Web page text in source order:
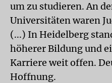
um zu studieren. An
Universitäten waren
(...) In Heidelberg
höherer Bildung und
Karriere weit offen.
Hoffnung.